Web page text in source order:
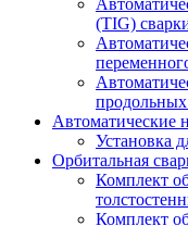
(TIG)
Автоматические
Установка
Орбитальная
Комплект
Комплект